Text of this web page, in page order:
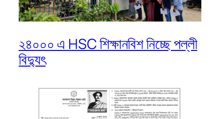
২৪০০০ এ HSC শিক্ষানবিশ নিচ্ছে পল্লী
বিদ্যুৎ